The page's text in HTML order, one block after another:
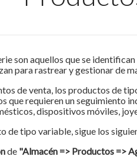
son aquellos que se
para rastrear y gestionar de
de venta, los productos de
que requieren un seguimiento
dispositivos móviles,
de tipo variable, sigue los
de "Almacén => Productos =>